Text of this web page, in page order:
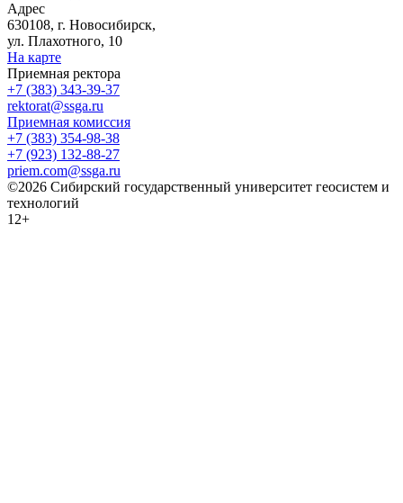
Адрес
630108, г. Новосибирск,
ул. Плахотного, 10
На карте
Приемная ректора
+7 (383) 343-39-37
rektorat@ssga.ru
Приемная комиссия
+7 (383) 354-98-38
+7 (923) 132-88-27
priem.com@ssga.ru
©2026 Сибирский государственный университет геосистем и
технологий
12+